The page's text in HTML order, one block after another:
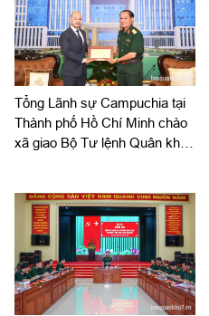
Tổng Lãnh sự Campuchia tại
Thành phố Hồ Chí Minh chào
xã giao Bộ Tư lệnh Quân khu